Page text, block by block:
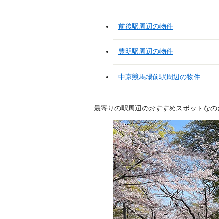
前後駅周辺の物件
豊明駅周辺の物件
中京競馬場前駅周辺の物件
最寄りの駅周辺のおすすめスポットなの